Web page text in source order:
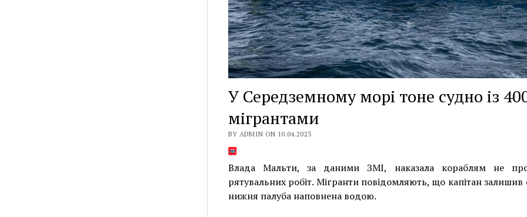
У Середземному морі тоне судно із
мігрантами
BY ADMIN ON 10.04.2023
Влада Мальти, за даними ЗМІ, наказала кораблям не
рятувальних робіт. Мігранти повідомляють, що капітан залишив
нижня палуба наповнена водою.